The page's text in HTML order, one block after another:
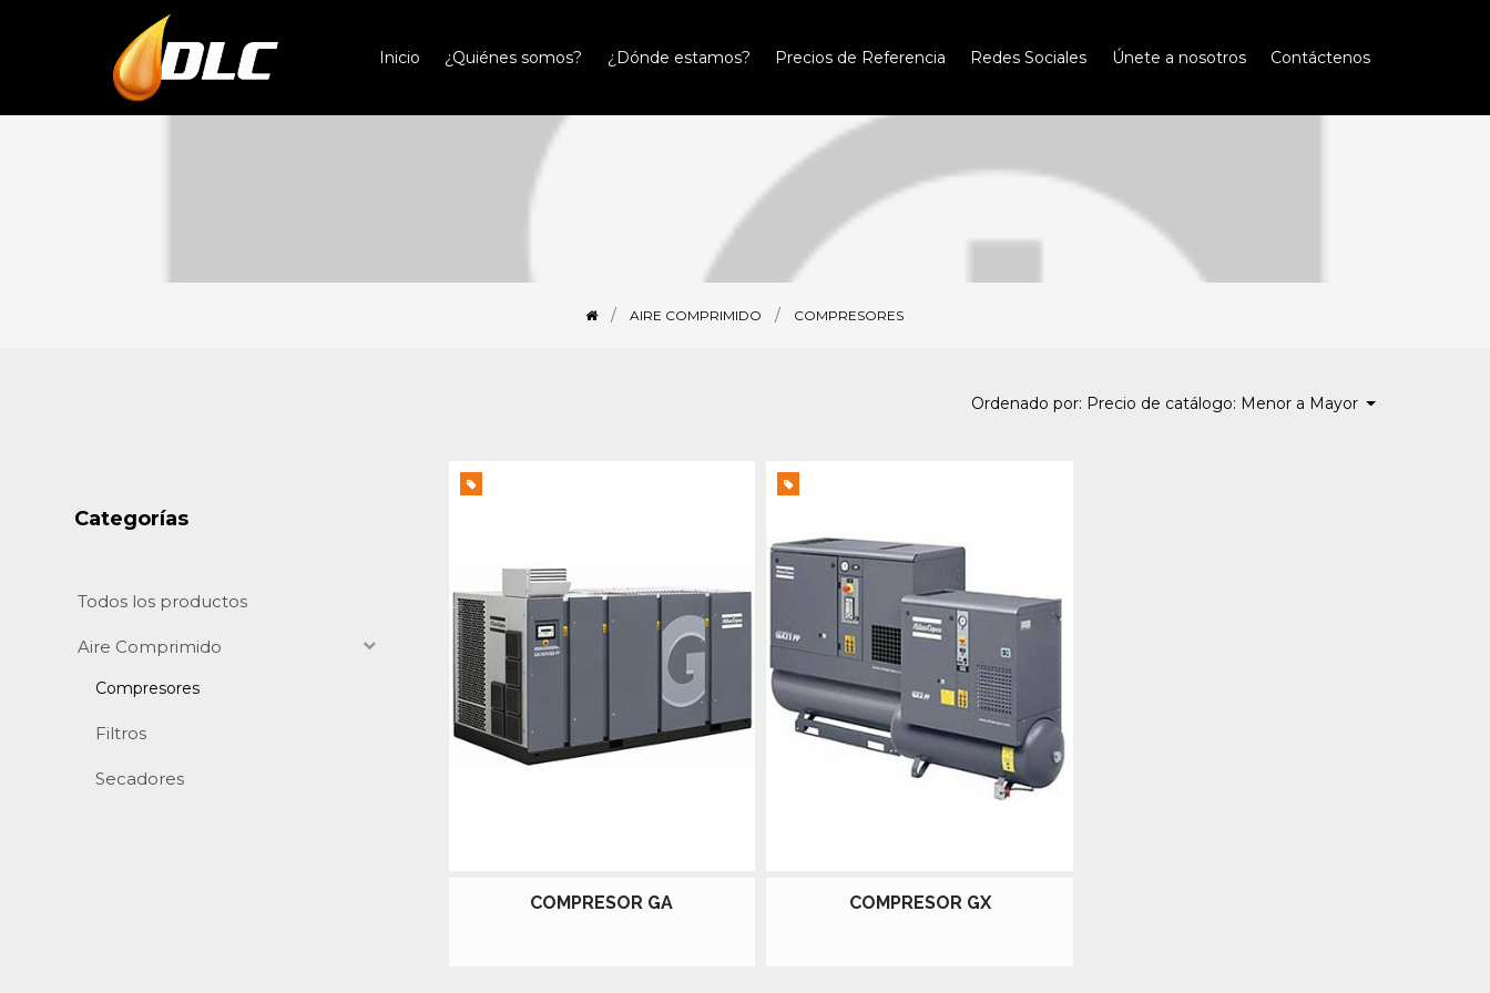
Inicio ¿Quiénes somos? ¿Dónde estamos? Precios de Referencia Redes Sociales Únete a nosotros Contáctenos
AIRE COMPRIMIDO COMPRESORES
Ordenado por: Precio de catálogo: Menor a Mayor
Categorías
Todos los productos
Aire Comprimido
Compresores
Filtros
Secadores
COMPRESOR GA COMPRESOR GX